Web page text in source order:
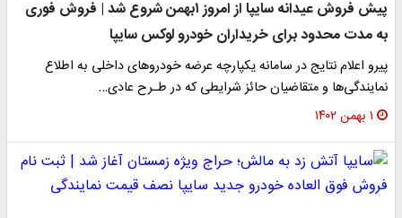
پیش فروش عیدانه سایپا از امروز ۱بهمن شروع شد | فروش فوری
به مدت محدود برای خریداران خودرو لوکس سایپا
پیرو اعلام نتایج در سامانه یکپارچه عرضه خودروهای داخلی به اطلاع
نمایندگی‌ها و متقاضیان حائز شرایطی که در طـرح عادی…
۱ بهمن ۱۴۰۲